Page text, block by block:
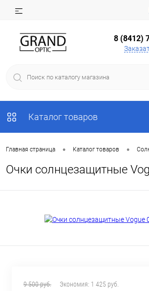
8 (8412)
Каталог товаров
Главная страница • Каталог товаров •
Очки солнцезащитные
9 500 руб. Экономия: 1 425 руб.